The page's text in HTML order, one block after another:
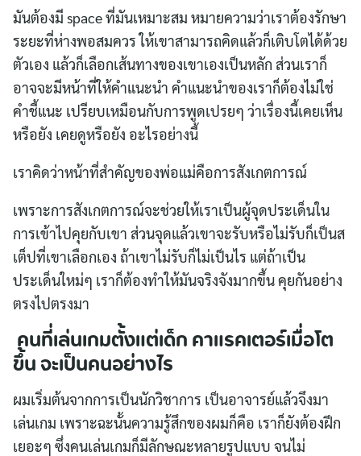
มันต้องมี space ที่มันเหมาะสม หมายความว่าเราต้องรักษา
ระยะที่ห่างพอสมควร ให้เขาสามารถคิดแล้วก็เติบโตได้ด้วย
ตัวเอง แล้วก็เลือกเส้นทางของเขาเองเป็นหลัก ส่วนเราก็
อาจจะมีหน้าที่ให้คำแนะนำ คำแนะนำของเราก็ต้องไม่ใช่
คำชี้แนะ เปรียบเหมือนกับการพูดเปรยๆ ว่าเรื่องนี้เคยเห็น
หรือยัง เคยดูหรือยัง อะไรอย่างนี้
เราคิดว่าหน้าที่สำคัญของพ่อแม่คือการสังเกตการณ์
เพราะการสังเกตการณ์จะช่วยให้เราเป็นผู้จุดประเด็นใน
การเข้าไปคุยกับเขา ส่วนจุดแล้วเขาจะรับหรือไม่รับก็เป็นส
เต็ปที่เขาเลือกเอง ถ้าเขาไม่รับก็ไม่เป็นไร แต่ถ้าเป็น
ประเด็นใหม่ๆ เราก็ต้องทำให้มันจริงจังมากขึ้น คุยกันอย่าง
ตรงไปตรงมา
คนที่เล่นเกมตั้งแต่เด็ก คาแรคเตอร์เมื่อโต
ขึ้น จะเป็นคนอย่างไร
ผมเริ่มต้นจากการเป็นนักวิชาการ เป็นอาจารย์แล้วจึงมา
เล่นเกม เพราะฉะนั้นความรู้สึกของผมก็คือ เราก็ยังต้องฝึก
เยอะๆ ซึ่งคนเล่นเกมก็มีลักษณะหลายรูปแบบ จนไม่